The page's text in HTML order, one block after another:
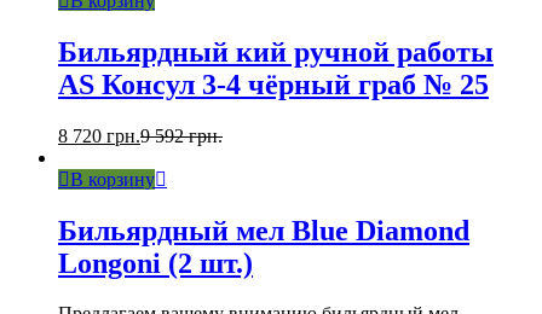
Бильярдный кий ручной работы
AS Консул 3-4 чёрный граб № 25
8 720 грн.9 592грн.
В корзину
Бильярдный мел Blue Diamond
Longoni (2 шт.)